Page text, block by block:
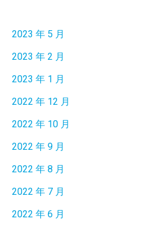
2023 年 5 月
2023 年 2 月
2023 年 1 月
2022 年 12 月
2022 年 10 月
2022 年 9 月
2022 年 8 月
2022 年 7 月
2022 年 6 月